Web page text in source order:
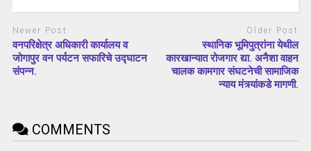
Newer Post
वनपरिक्षेत्र अधिकारी कार्यालय व
जोगापुर वन पर्यटन सफारिचे उद्घाटन
संपन्न.
Older Post
स्थानिक भूमिपुत्रांना येथील
कारखान्यात रोजगार द्या. अनैशा वाहन
चालक कामगार संघटनेची सामाजिक
न्याय मंत्र्यांकडे मागणी.
COMMENTS